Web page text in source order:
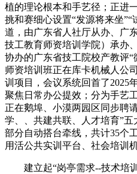
植的理论根本和手艺径；正进
挑和赛细心设置“发源将来坐”“
道，由广东省人社厅从办、广
技工教育师资培训学院）承办
协办的广东省技工院校产教评“
师资培训班正在库卡机械人公
训项目，会议系统回首了2025
聚焦日常办公提效；分为手艺
正在鹅埠、小漠两园区同步聘
学、、共建共联、人才培育”
部分自动搭台牵线，共计35个
用活公共实训平台、社会培训
建立起“岗亭需求--技术培训